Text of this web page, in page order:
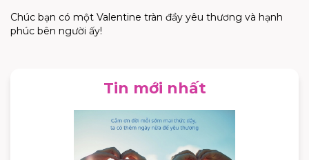
Chúc bạn có một Valentine tràn đầy yêu thương và hạnh
phúc bên người ấy!
Tin mới nhất